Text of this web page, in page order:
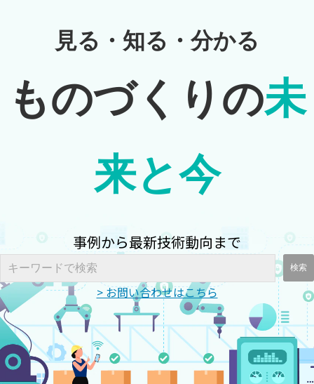
見る・知る・分かる
ものづくりの未
来と今
事例から最新技術動向まで
> お問い合わせはこちら